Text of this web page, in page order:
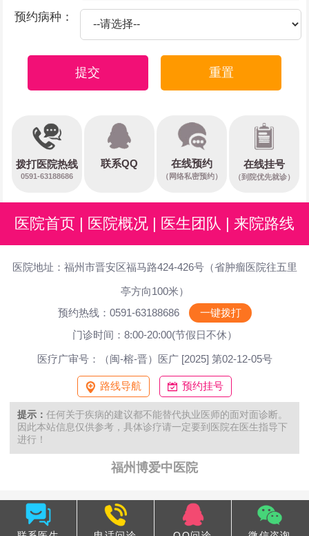
预约病种：
提交 重置
拨打医院热线
0591-63188686
联系QQ 在线预约
（网络私密预约）
在线挂号
（到院优先就诊）
医院首页 医院概况 医生团队 来院路线
医院地址：福州市晋安区福马路424-426号（省肿瘤医院往五里
亭方向100米）
预约热线：0591-63188686
一键拨打
门诊时间：8:00-20:00(节假日不休）
医疗广审号：（闽-榕-晋）医广 [2025] 第02-12-05号
路线导航 预约挂号
提示： 任何关于疾病的建议都不能替代执业医师的面对面诊断。
因此本站信息仅供参考，具体诊疗请一定要到医院在医生指导下
进行！
福州博爱中医院